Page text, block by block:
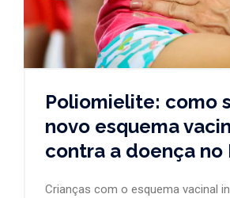
Poliomielite: como
novo esquema
contra a doença no
Crianças com o esquema vacinal